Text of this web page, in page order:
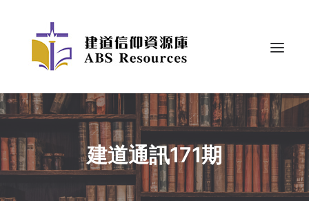
建道通訊171期